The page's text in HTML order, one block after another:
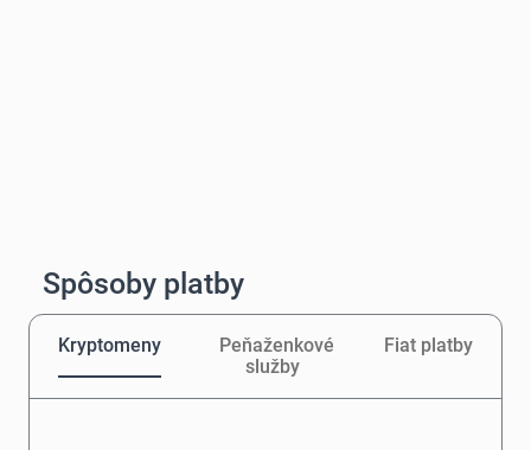
Spôsoby platby
Kryptomeny
Peňaženkové
služby
Fiat platby